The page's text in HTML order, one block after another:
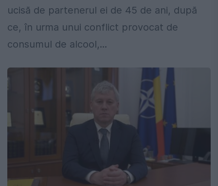
ucisă de partenerul ei de 45 de ani, după
ce, în urma unui conflict provocat de
consumul de alcool,...